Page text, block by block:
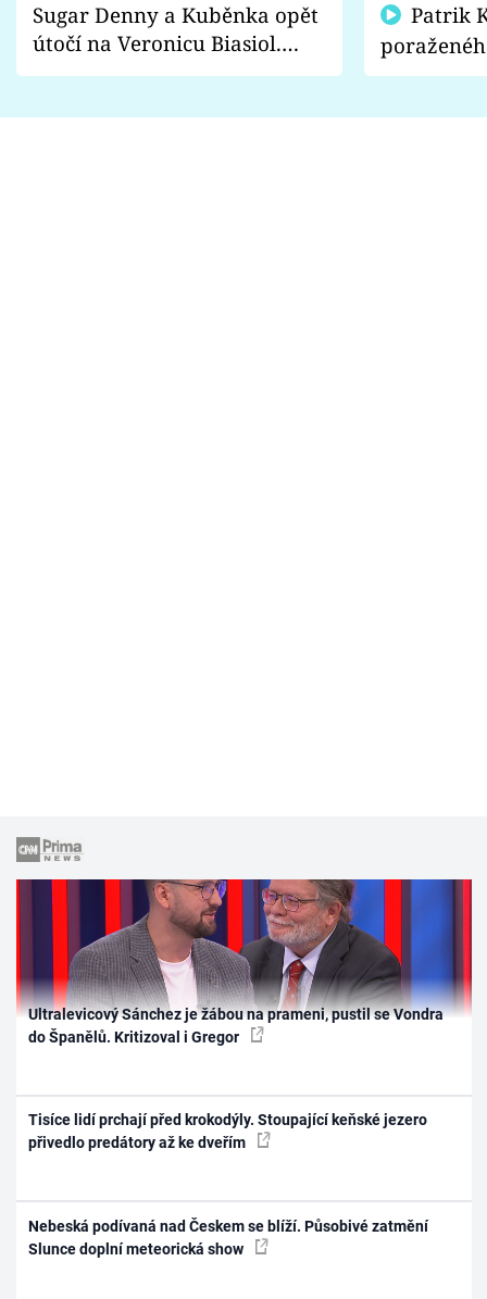
Sugar Denny a Kuběnka opět
útočí na Veronicu Biasiol.
Proč je podle nich falešná a
fanoušci
Ultralevicový Sánchez je žábou na prameni, pustil se Vondra
do Španělů. Kritizoval i Gregor
Tisíce lidí prchají před krokodýly. Stoupající keňské jezero
přivedlo predátory až ke dveřím
Nebeská podívaná nad Českem se blíží. Působivé zatmění
Slunce doplní meteorická show